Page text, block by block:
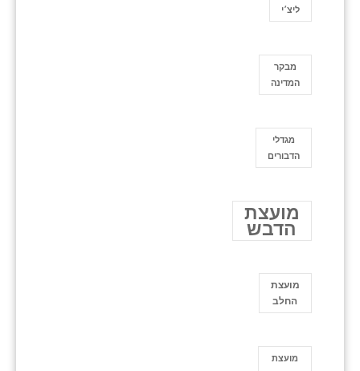
ליצ׳י
מבקר
המדינה
מגדלי
הדבורים
מועצת
הדבש
מועצת
החלב
מועצת